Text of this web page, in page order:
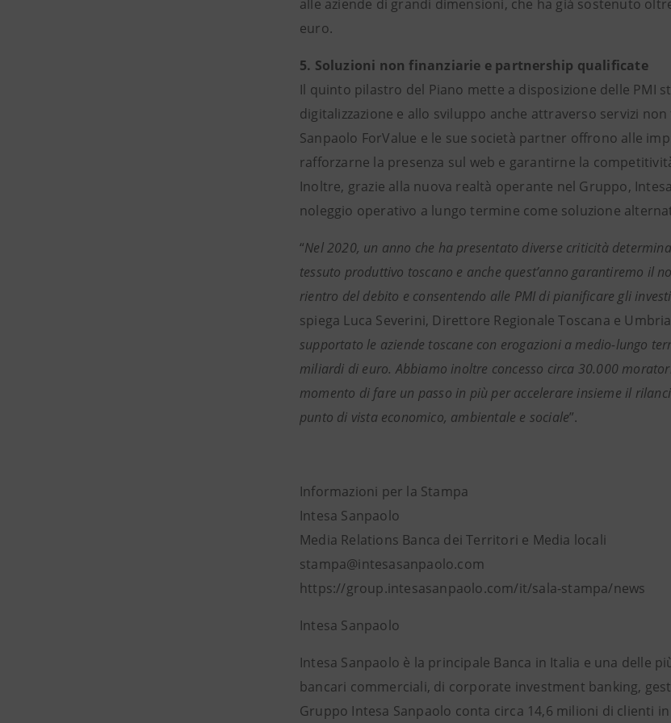
alle aziende di grandi dimensioni, che ha già sostenuto
euro.
5. Soluzioni non finanziarie e partnership qualificate
Il quinto pilastro del Piano mette a disposizione delle PMI
digitalizzazione e allo sviluppo anche attraverso servizi
Sanpaolo ForValue e le sue società partner offrono alle
rafforzarne la presenza sul web e garantirne la
Inoltre, grazie alla nuova realtà operante nel Gruppo,
noleggio operativo a lungo termine come soluzione
“Nel 2020, un anno che ha presentato diverse criticità
tessuto produttivo toscano e anche quest’anno garantiremo il
rientro del debito e consentendo alle PMI di pianificare gli
spiega Luca Severini, Direttore Regionale Toscana e
supportato le aziende toscane con erogazioni a medio-lungo
miliardi di euro. Abbiamo inoltre concesso circa 30.000
momento di fare un passo in più per accelerare insieme il
punto di vista economico, ambientale e sociale”.
Informazioni per la Stampa
Intesa Sanpaolo
Media Relations Banca dei Territori e Media locali
stampa@intesasanpaolo.com
https://group.intesasanpaolo.com/it/sala-stampa/news
Intesa Sanpaolo
Intesa Sanpaolo è la principale Banca in Italia e una delle
bancari commerciali, di corporate investment banking,
Gruppo Intesa Sanpaolo conta circa 14,6 milioni di clienti